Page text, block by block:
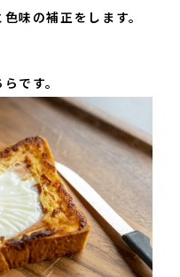
味の補正をします。
です。